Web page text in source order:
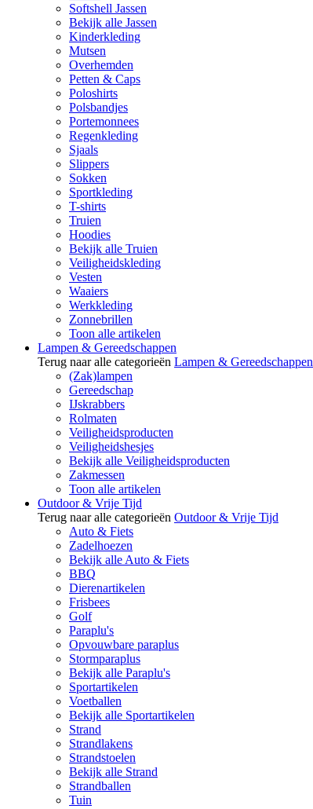
Softshell Jassen
Bekijk alle Jassen
Kinderkleding
Mutsen
Overhemden
Petten & Caps
Poloshirts
Polsbandjes
Portemonnees
Regenkleding
Sjaals
Slippers
Sokken
Sportkleding
T-shirts
Truien
Hoodies
Bekijk alle Truien
Veiligheidskleding
Vesten
Waaiers
Werkkleding
Zonnebrillen
Toon alle artikelen
Lampen & Gereedschappen
Terug naar alle categorieën Lampen & Gereedschappen
(Zak)lampen
Gereedschap
IJskrabbers
Rolmaten
Veiligheidsproducten
Veiligheidshesjes
Bekijk alle Veiligheidsproducten
Zakmessen
Toon alle artikelen
Outdoor & Vrije Tijd
Terug naar alle categorieën Outdoor & Vrije Tijd
Auto & Fiets
Zadelhoezen
Bekijk alle Auto & Fiets
BBQ
Dierenartikelen
Frisbees
Golf
Paraplu's
Opvouwbare paraplus
Stormparaplus
Bekijk alle Paraplu's
Sportartikelen
Voetballen
Bekijk alle Sportartikelen
Strand
Strandlakens
Strandstoelen
Bekijk alle Strand
Strandballen
Tuin